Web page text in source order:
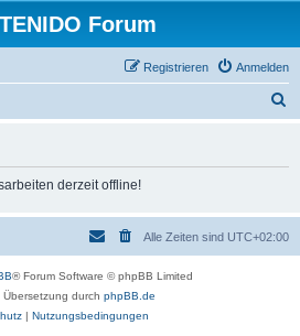
Forum
Anmelden
Registrieren
derzeit offline!
Alle Zeiten sind UTC+02:00
® Forum Software © phpBB Limited
Übersetzung durch phpBB.de
| Nutzungsbedingungen